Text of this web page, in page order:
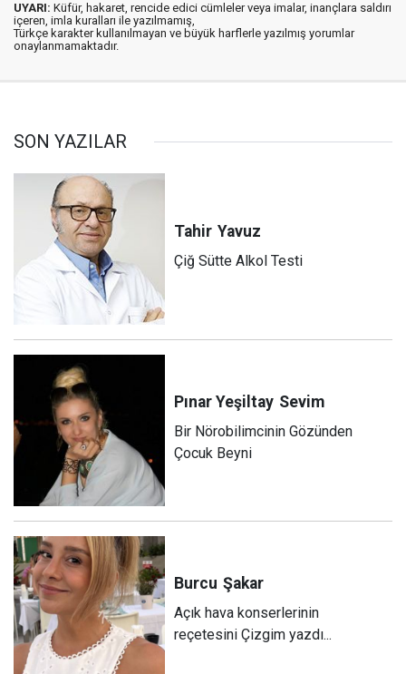
UYARI: Küfür, hakaret, rencide edici cümleler veya imalar, inançlara saldırı
içeren, imla kuralları ile yazılmamış,
Türkçe karakter kullanılmayan ve büyük harflerle yazılmış yorumlar
onaylanmamaktadır.
SON YAZILAR
Tahir Yavuz
Çiğ Sütte Alkol Testi
Pınar Yeşiltay Sevim
Bir Nörobilimcinin Gözünden
Çocuk Beyni
Burcu Şakar
Açık hava konserlerinin
reçetesini Çizgim yazdı...